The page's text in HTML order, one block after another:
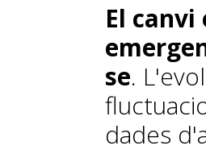
El
se.
dades